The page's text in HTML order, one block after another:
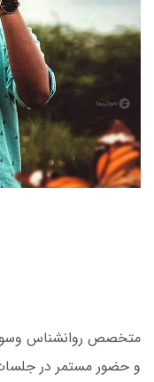
متخصص روانشناس
و حضور مستمر در